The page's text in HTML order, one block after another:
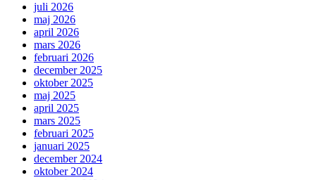
juli 2026
maj 2026
april 2026
mars 2026
februari 2026
december 2025
oktober 2025
maj 2025
april 2025
mars 2025
februari 2025
januari 2025
december 2024
oktober 2024